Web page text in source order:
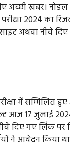
अच्छी खबर।
2024 का
अथवा नीचे
में सम्मिलित हुए
आज 17 जुलाई
दिए गए लिंक
ने आवेदन किया